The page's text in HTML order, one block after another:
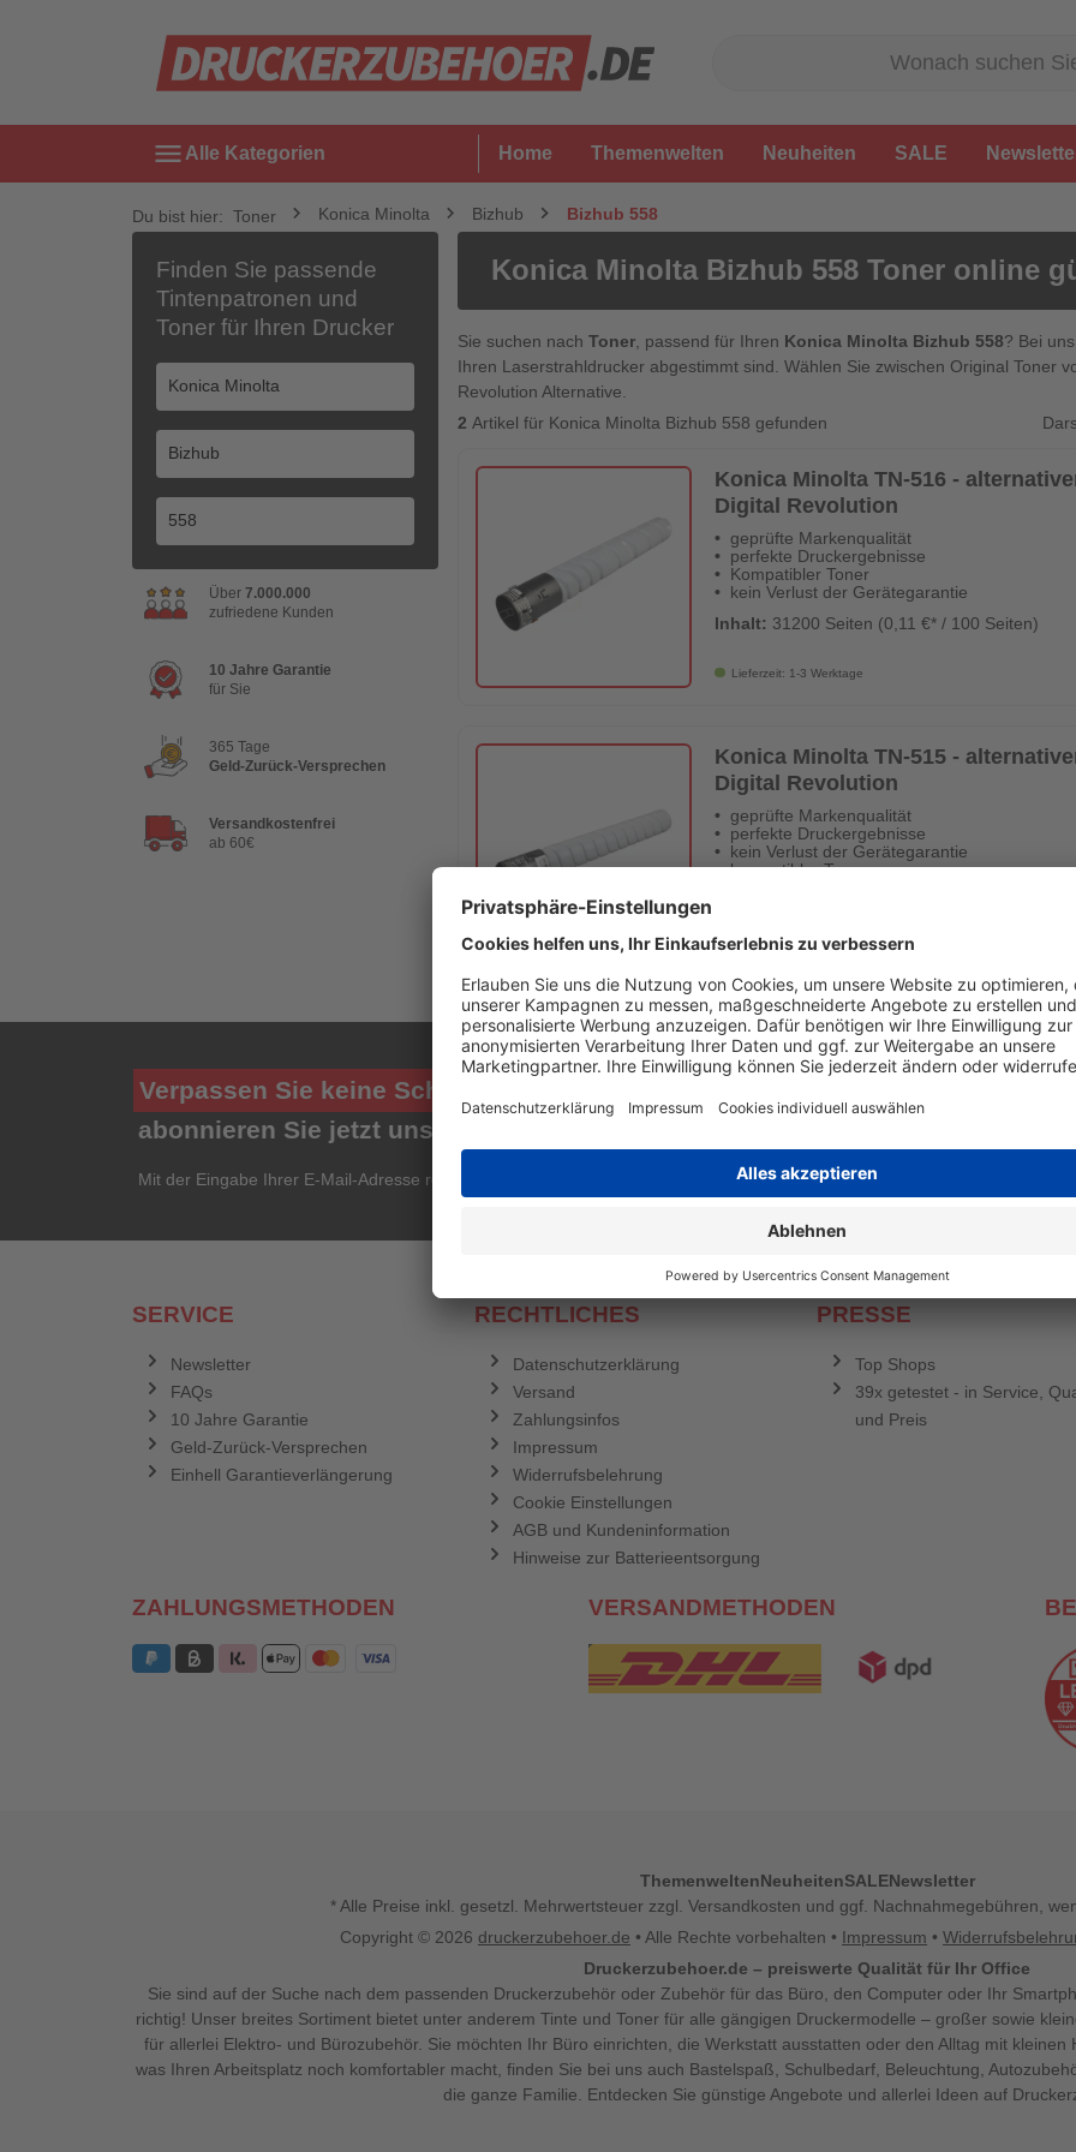
menu Alle Kategorien Home Themenwelten Neuheiten SALE
Du bist hier: Toner Konica Minolta Bizhub Bizhub 558
Finden Sie passende
Tintenpatronen und
Toner für Ihren Drucker
Über 7.000.000
zufriedene Kunden
10 Jahre Garantie
für Sie
365 Tage
Geld-Zurück-Versprechen
Versandkostenfrei
ab 60€
Konica Minolta Bizhub 558 Toner online
Sie suchen nach Toner , passend für Ihren Konica Minolta Bizhub 558? Bei
Ihren Laserstrahldrucker abgestimmt sind. Wählen Sie zwischen Original Toner
Revolution Alternative.
2 Artikel für Konica Minolta Bizhub 558 gefunden
Konica Minolta TN-516 -
Digital Revolution
geprüfte Markenqualität
perfekte Druckergebnisse
Kompatibler Toner
kein Verlust der Gerätegarantie
Inhalt: 31200 Seiten (0,11 €* / 100 Seiten)
Lieferzeit: 1-3 Werktage
Konica Minolta TN-515 -
Digital Revolution
geprüfte Markenqualität
perfekte Druckergebnisse
kein Verlust der Gerätegarantie
kompatibler Toner
Lieferzeit: 1-3 Werktage
Verpassen Sie keine Schnäppchen mehr
abonnieren Sie jetzt unseren kostenlosen Newsletter!
Mit der Eingabe Ihrer E-Mail-Adresse registrieren Sie sich für den Druckerzubehör.de-Newsletter. Weitere Informationen
SERVICE
Newsletter
FAQs
10 Jahre Garantie
Geld-Zurück-Versprechen
Einhell Garantieverlängerung
RECHTLICHES
Datenschutzerklärung
Versand
Zahlungsinfos
Impressum
Widerrufsbelehrung
Cookie Einstellungen
AGB und Kundeninformation
Hinweise zur Batterieentsorgung
PRESSE
Top Shops
39x getestet - in Service,
und Preis
ZAHLUNGSMETHODEN VERSANDMETHODEN
ThemenweltenNeuheitenSALENewsletter
* Alle Preise inkl. gesetzl. Mehrwertsteuer zzgl. Versandkosten und ggf. Nachnahmegebühren,
Copyright © 2026 druckerzubehoer.de • Alle Rechte vorbehalten • Impressum •
Druckerzubehoer.de – preiswerte Qualität für Ihr Office
Sie sind auf der Suche nach dem passenden Druckerzubehör oder Zubehör für das Büro, den Computer oder Ihr
richtig! Unser breites Sortiment bietet unter anderem Tinte und Toner für alle gängigen Druckermodelle – großer sowie
für allerlei Elektro- und Bürozubehör. Sie möchten Ihr Büro einrichten, die Werkstatt ausstatten oder den Alltag mit kleinen
was Ihren Arbeitsplatz noch komfortabler macht, finden Sie bei uns auch Bastelspaß, Schulbedarf, Beleuchtung,
die ganze Familie. Entdecken Sie günstige Angebote und allerlei Ideen auf